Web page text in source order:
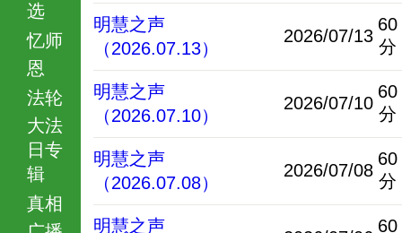
选
忆师
恩
法轮
大法
日专
辑
真相
广播
明慧之声
（2026.07.13）
2026/07/13
60
分
明慧之声
（2026.07.10）
2026/07/10
60
分
明慧之声
（2026.07.08）
2026/07/08
60
分
明慧之声
60